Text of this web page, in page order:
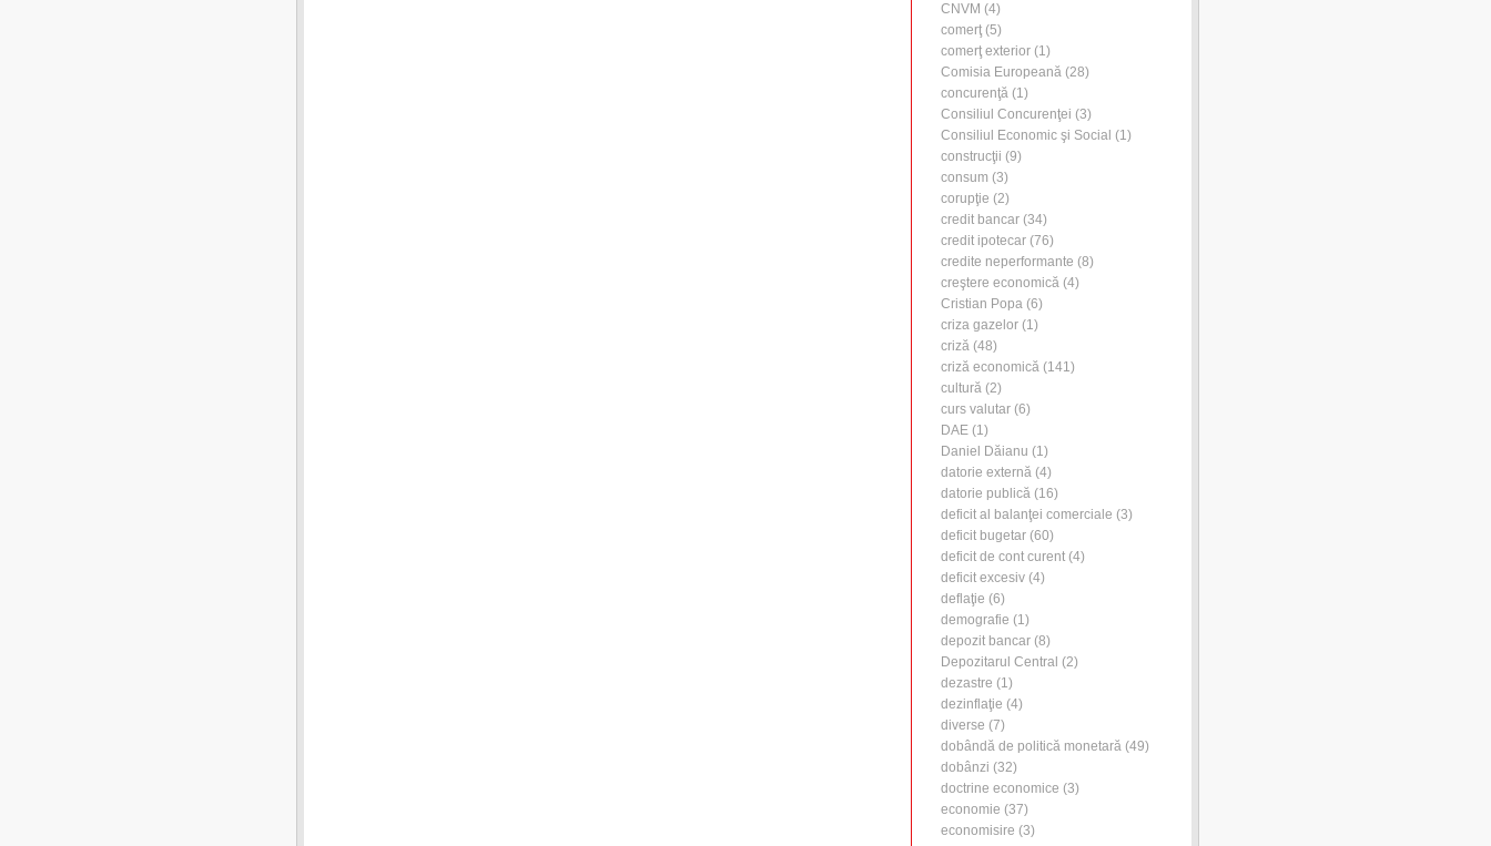
CNVM (4)
comerţ (5)
comerţ exterior (1)
Comisia Europeană (28)
concurenţă (1)
Consiliul Concurenţei (3)
Consiliul Economic şi Social (1)
construcţii (9)
consum (3)
corupţie (2)
credit bancar (34)
credit ipotecar (76)
credite neperformante (8)
creştere economică (4)
Cristian Popa (6)
criza gazelor (1)
criză (48)
criză economică (141)
cultură (2)
curs valutar (6)
DAE (1)
Daniel Dăianu (1)
datorie externă (4)
datorie publică (16)
deficit al balanţei comerciale (3)
deficit bugetar (60)
deficit de cont curent (4)
deficit excesiv (4)
deflaţie (6)
demografie (1)
depozit bancar (8)
Depozitarul Central (2)
dezastre (1)
dezinflaţie (4)
diverse (7)
dobândă de politică monetară (49)
dobânzi (32)
doctrine economice (3)
economie (37)
economisire (3)